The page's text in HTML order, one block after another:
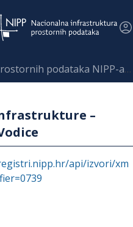
podataka NIPP-a
–
api/izvori/xm